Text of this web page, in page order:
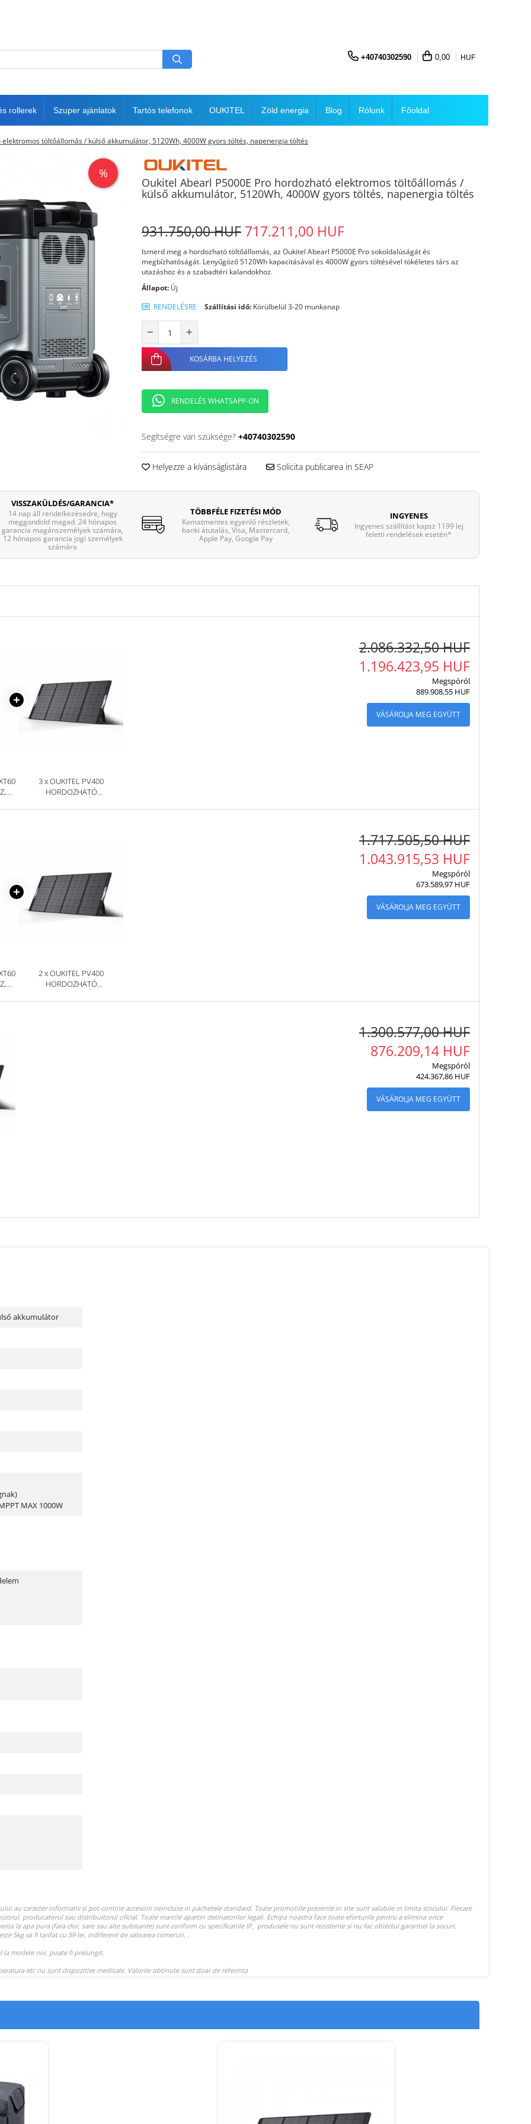
+40740302590 0,00 HUF
rollerek Szuper ajánlatok Tartós telefonok OUKITEL Zöld energia Blog Rólunk Főoldal
töltőállomás / külső akkumulátor, 5120Wh, 4000W gyors töltés, napenergia töltés
Oukitel Abearl P5000E Pro hordozható elektromos töltőállomás /
külső akkumulátor, 5120Wh, 4000W gyors töltés, napenergia töltés
%
931.750,00 HUF 717.211,00 HUF
Ismerd meg a hordozható töltőállomás, az Oukitel Abearl P5000E Pro sokoldalúságát és
megbízhatóságát. Lenyűgöző 5120Wh kapacitásával és 4000W gyors töltésével tökéletes társ az
utazáshoz és a szabadtéri kalandokhoz.
Állapot: Új
RENDELÉSRE
Szállítási idő: Körülbelül 3-20 munkanap
KOSÁRBA HELYEZÉS
RENDELÉS WHATSAPP-ON
Segítségre van szüksége? +40740302590
Helyezze a kívánságlistára Solicita publicarea in SEAP
VISSZAKÜLDÉS/GARANCIA*
14 nap áll rendelkezésedre, hogy
meggondold magad. 24 hónapos
garancia magánszemélyek számára,
12 hónapos garancia jogi személyek
számára
TÖBBFÉLE FIZETÉSI MÓD
Kamatmentes egyenlő részletek,
banki átutalás, Visa, Mastercard,
Apple Pay, Google Pay
INGYENES
Ingyenes szállítást kapsz 1199 lej
feletti rendelések esetén*
3 x OUKITEL PV400
HORDOZHATÓ
DARABRA HAJTHATÓ, IP65
2.086.332,50 HUF
1.196.423,95 HUF
Megspóról
889.908,55 HUF
VÁSÁROLJA MEG EGYÜTT
2 x OUKITEL PV400
HORDOZHATÓ
DARABRA HAJTHATÓ, IP65
1.717.505,50 HUF
1.043.915,53 HUF
Megspóról
673.589,97 HUF
VÁSÁROLJA MEG EGYÜTT
1.300.577,00 HUF
876.209,14 HUF
Megspóról
424.367,86 HUF
VÁSÁROLJA MEG EGYÜTT
akkumulátor
MAX 1000W